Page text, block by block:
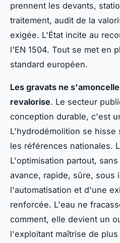
prennent les devants,
traitement, audit de la
exigée. L'État incite au
l'EN 1504. Tout se met en
standard européen.
Les gravats ne
revalorise. Le secteur
conception durable, c'est
L'hydrodémolition se hisse
les références nationales.
L'optimisation partout,
avance, rapide, sûre, sous
l'automatisation et d'une
renforcée. L'eau ne
comment, elle devient un
l'exploitant maîtrise de